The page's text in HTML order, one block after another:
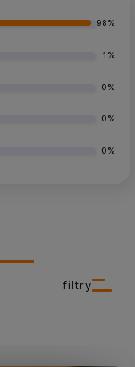
98%
1%
0%
0%
0%
filtry